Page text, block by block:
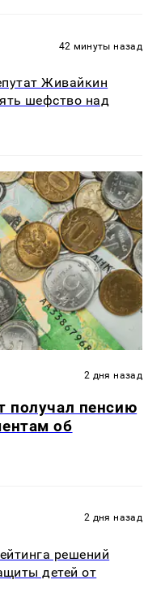
42 минуты назад
Живайкин
шефство над
2 дня назад
получал пенсию
об
2 дня назад
решений
детей от